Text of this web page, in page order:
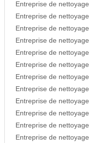
Entreprise de
Entreprise de
Entreprise de
Entreprise de
Entreprise de
Entreprise de
Entreprise de
Entreprise de
Entreprise de
Entreprise de
Entreprise de
Entreprise de